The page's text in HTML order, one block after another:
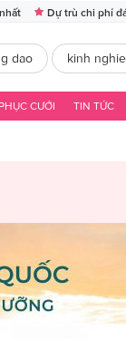
Dự trù chi phí
dao kinh
CƯỚI TIN TỨC